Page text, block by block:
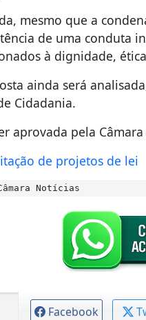
mesmo que a
de uma conduta
à dignidade,
ainda será
Cidadania.
aprovada pela
de projetos de lei
Notícias
Facebook